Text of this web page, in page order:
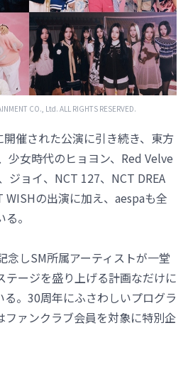
CO., Ltd. ALL RIGHTS RESERVED.
催された公演に引き続き、東方
少女時代のヒョヨン、Red Velve
ジョイ、NCT 127、NCT DREA
WISHの出演に加え、aespaも全
。
念しSM所属アーティストが一堂
テージを盛り上げる計画なだけに
。30周年にふさわしいプログラ
ファンクラブ会員を対象に特別企